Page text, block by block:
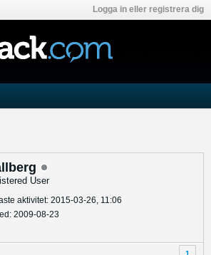
Logga in eller registrera dig
User
aktivitet: 2015-03-26, 11:06
2009-08-23
1